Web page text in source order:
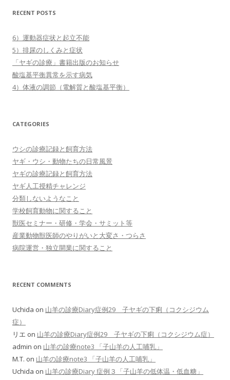
RECENT POSTS
6）運動器症状と起立不能
5）排尿のしくみと症状
「ヤギの診療」書籍出版のお知らせ
酸塩基平衡異常を示す病気
4）体液の調節（電解質と酸塩基平衡）
CATEGORIES
ウシの診療記録と飼育方法
ヤギ・ウシ・動物たちの日常風景
ヤギの診療記録と飼育方法
ヤギ人工授精チャレンジ
分類しないようなこと
学校飼育動物に関すること
獣医セミナー・研修・学会・サミット等
産業動物獣医師のやりがいと大変さ・つらさ
病院運営・独立開業に関すること
RECENT COMMENTS
Uchida on 山羊の診療Diary症例29 子ヤギの下痢（コクシジウム
症）
リエ on 山羊の診療Diary症例29 子ヤギの下痢（コクシジウム症）
admin on 山羊の診療note3 「子山羊の人工哺乳」
M.T. on 山羊の診療note3 「子山羊の人工哺乳」
Uchida on 山羊の診療Diary 症例３「子山羊の低体温・低血糖」